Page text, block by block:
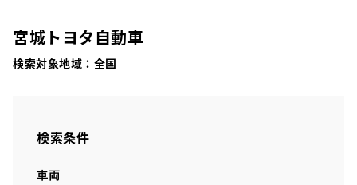
宮城トヨタ自動車
検索対象地域： 全国
検索条件
車両